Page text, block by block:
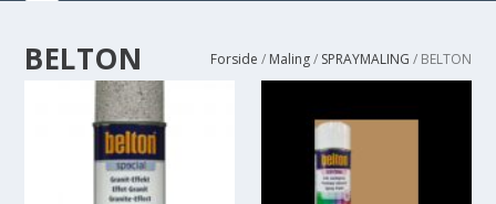
BELTON Forside / Maling/ SPRAYMALING / BELTON